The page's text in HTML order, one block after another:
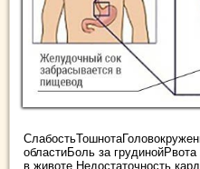
областиБоль за
в животе Недостаточность